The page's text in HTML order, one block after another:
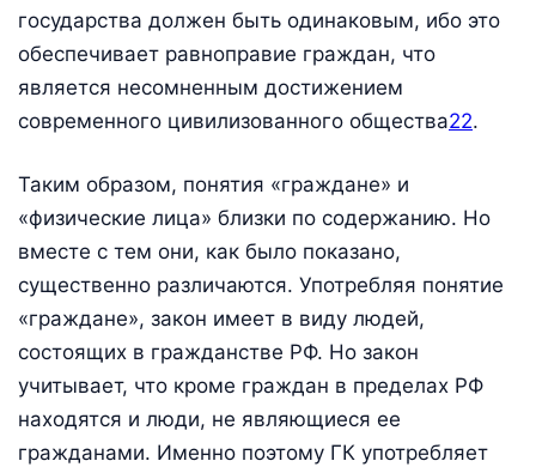
государства должен быть одинаковым, ибо это
обеспечивает равноправие граждан, что
является несомненным достижением
современного цивилизованного общества22.
Таким образом, понятия «граждане» и
«физические лица» близки по содержанию. Но
вместе с тем они, как было показано,
существенно различаются. Употребляя понятие
«граждане», закон имеет в виду людей,
состоящих в гражданстве РФ. Но закон
учитывает, что кроме граждан в пределах РФ
находятся и люди, не являющиеся ее
гражданами. Именно поэтому ГК употребляет